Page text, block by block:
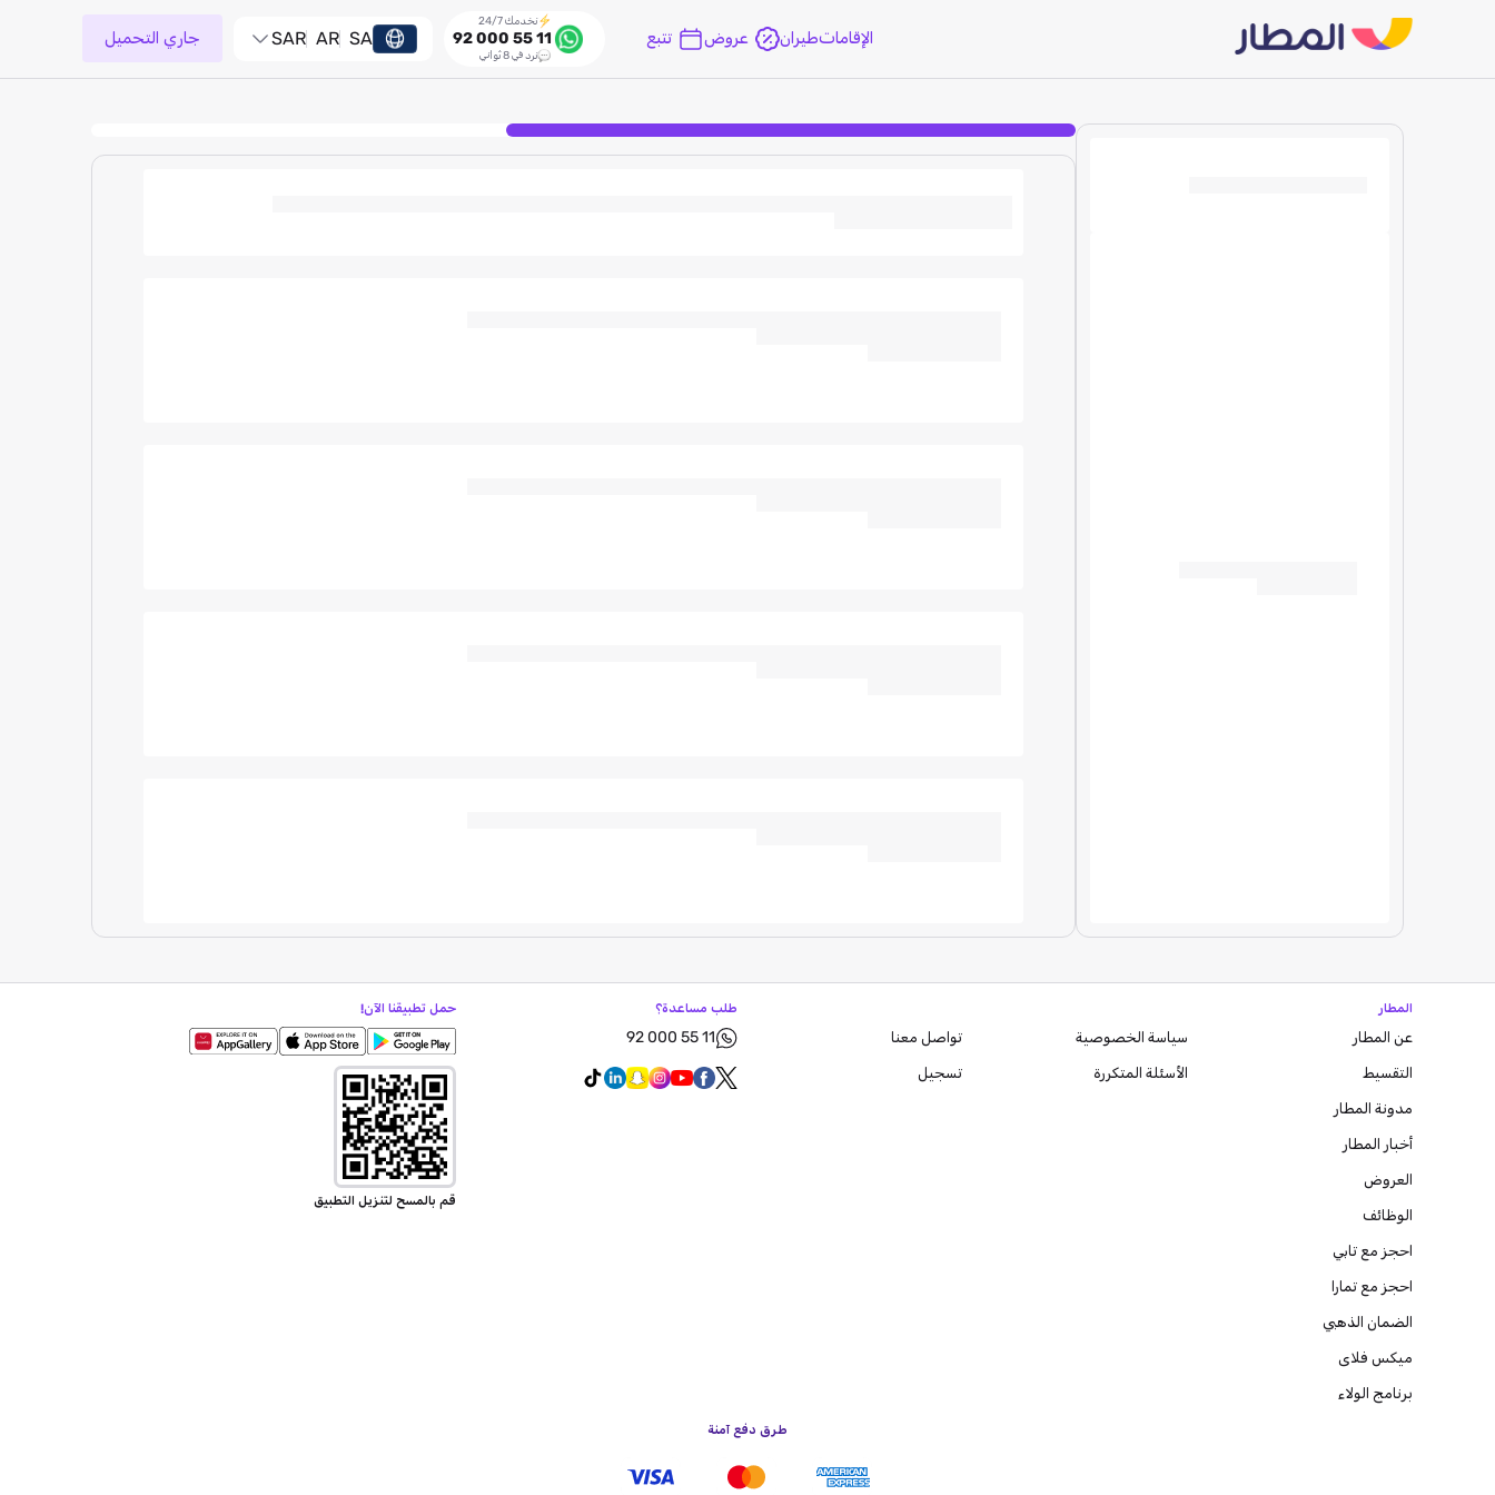
الإقاماتطيران عروض تتبع
نخدمك 24/7
92 000 55 11
نرد في 8 ثواني
SA
AR
SAR جاري التحميل
المطار
عن المطار
التقسيط
مدونة المطار
أخبار المطار
العروض
الوظائف
احجز مع تابي
احجز مع تمارا
الضمان الذهبي
ميكس فلاى
برنامج الولاء
سياسة الخصوصية
الأسئلة المتكررة
تواصل معنا
تسجيل
طلب مساعدة؟
92 000 55 11
حمل تطبيقنا الآن!
قم بالمسح لتنزيل التطبيق
طرق دفع آمنة